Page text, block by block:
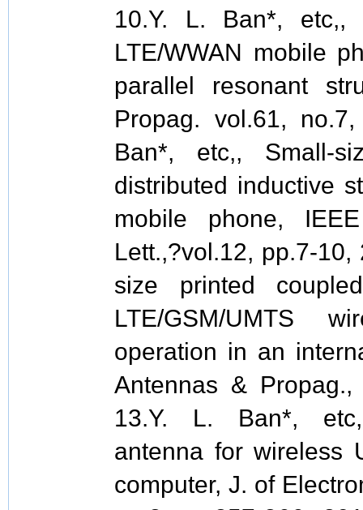
10.Y. L. Ban*, etc,,
LTE/WWAN mobile
parallel resonant
Propag. vol.61,
Ban*, etc,, Small-
distributed inductive
mobile phone,
Lett.,?vol.12, pp.7-
size printed
LTE/GSM/UMTS
operation in an
Antennas &
13.Y. L. Ban*,
antenna for wireless
computer, J. of